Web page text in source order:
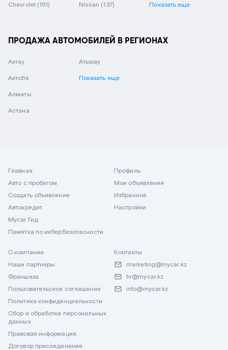
Chevrolet (161) Nissan (137) Показать еще
ПРОДАЖА АВТОМОБИЛЕЙ В РЕГИОНАХ
Актау
Актобе
Алматы
Астана
Атырау
Показать еще
Главная
Авто с пробегом
Создать объявление
Автокредит
Mycar Гид
Памятка по кибербезопасности
Профиль
Мои объявления
Избранное
Настройки
О компании
Наши партнеры
Франшиза
Пользовательское соглашение
Политика конфиденциальности
Сбор и обработка персональных
данных
Правовая информация
Договор присоединения
Контакты
marketing@mycar.kz
hr@mycar.kz
info@mycar.kz